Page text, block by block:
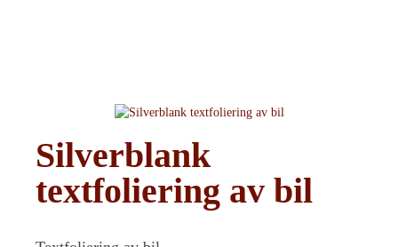
Silverblank
textfoliering av bil